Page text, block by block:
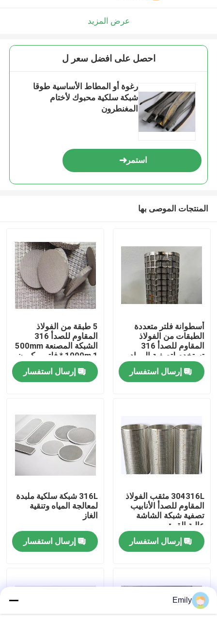
المنزل
المنتجات
جولة في المصنع
مراقبة الجودة
اتصل بنا
أخبار
توسيع شبكة الأسلاك المعدنية
عرض المزيد
احصل على افضل سعر ل
رغوة أو المطاط الأساسية طوقا
شبكة سلكية محبوك لأختام
المغنطرون
استمر
المنتجات الموصى بها
أسطوانة فلتر متعددة
الطبقات من الفولاذ
المقاوم للصدأ 316
تستخدم لتصفية المواد
الزيتية
إرسال استفسار
5 طبقة من الفولاذ
المقاوم للصدأ 316
الشبكة المصنعة 500mm
* 1000m 1 فلتر ميكرون
إرسال استفسار
304316L مثقب الفولاذ
المقاوم للصدأ الأنابيب
تصفية شبكة الشاشة
عالية القوة
إرسال استفسار
316L شبكة سلكية ملبدة
لمعالجة المياه وتنقية
الغاز
إرسال استفسار
Emily